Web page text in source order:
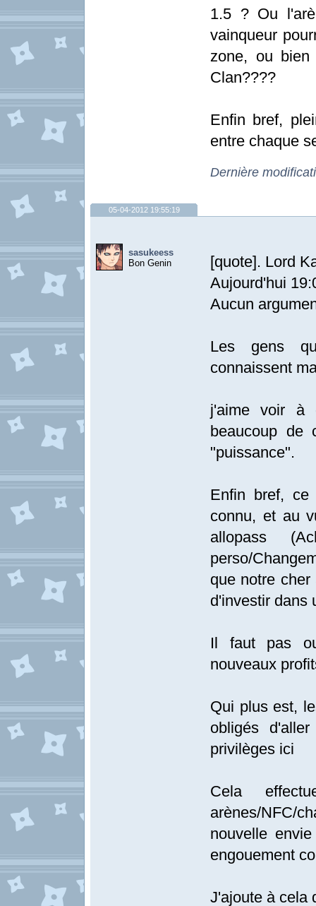
1.5 ? Ou
vainqueur
zone, ou
Clan????
Enfin bref,
entre chaque
Dernière
05-04-2012 19:55:19
sasukeess
Bon Genin
[quote]. Lord
Aujourd'hui
Aucun
Les gens
connaissent
j'aime voir à
beaucoup de
"puissance".
Enfin bref, ce
connu, et au
allopass
perso/
que notre
d'investir dans
Il faut pas
nouveaux
Qui plus est,
obligés
privilèges ici
Cela
arènes/NFC/
nouvelle
engouement
J'ajoute à cela